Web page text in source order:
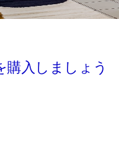
購入しましょう